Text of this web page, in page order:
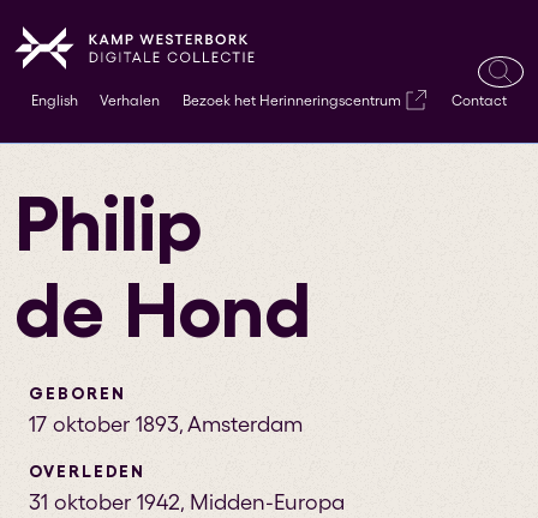
English Verhalen Bezoek het Herinneringscentrum Contact
Philip
de Hond
GEBOREN
17 oktober 1893, Amsterdam
OVERLEDEN
31 oktober 1942, Midden-Europa